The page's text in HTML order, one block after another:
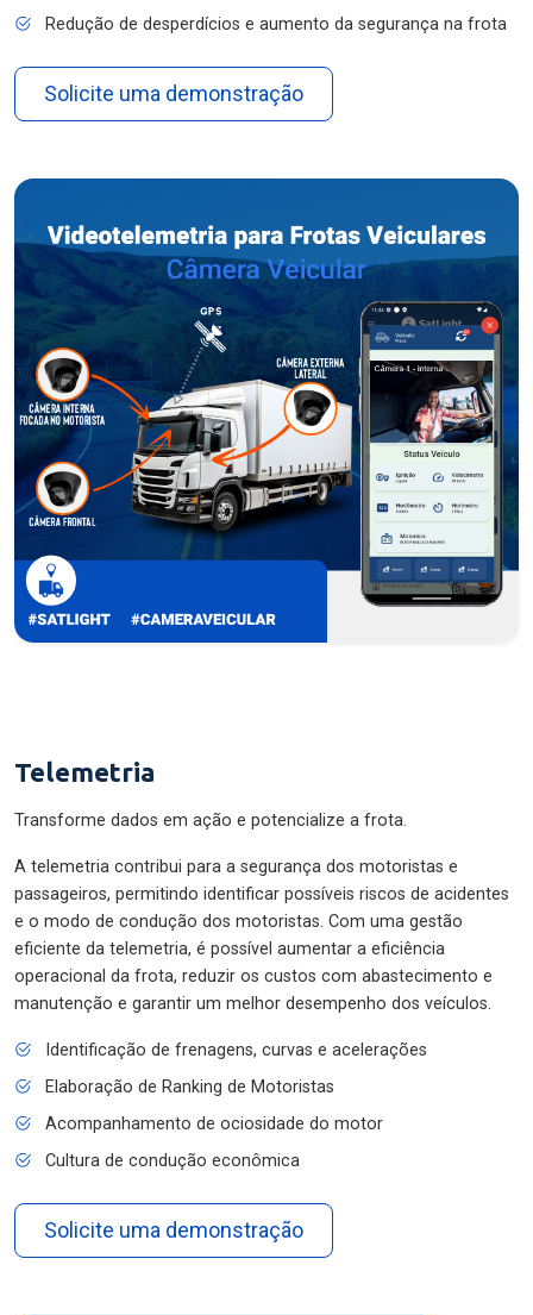
Redução de desperdícios e aumento da segurança na frota
Solicite uma demonstração
Telemetria
Transforme dados em ação e potencialize a frota.
A telemetria contribui para a segurança dos motoristas e
passageiros, permitindo identificar possíveis riscos de acidentes
e o modo de condução dos motoristas. Com uma gestão
eficiente da telemetria, é possível aumentar a eficiência
operacional da frota, reduzir os custos com abastecimento e
manutenção e garantir um melhor desempenho dos veículos.
Identificação de frenagens, curvas e acelerações
Elaboração de Ranking de Motoristas
Acompanhamento de ociosidade do motor
Cultura de condução econômica
Solicite uma demonstração